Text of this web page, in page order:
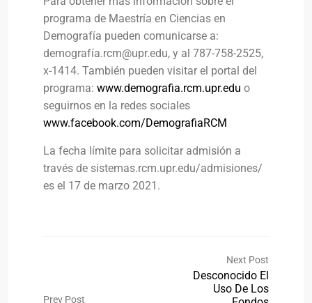
programa de Maestría en Ciencias en
Demografía pueden comunicarse a:
demografía.rcm@upr.edu, y al 787-758-2525,
x-1414. También pueden visitar el portal del
programa: www.demografia.rcm.upr.edu o
seguirnos en la redes sociales
www.facebook.com/DemografiaRCM
La fecha límite para solicitar admisión a
través de sistemas.rcm.upr.edu/admisiones/
es el 17 de marzo 2021.
Prev Post
Next Post
Desconocido El
Uso De Los